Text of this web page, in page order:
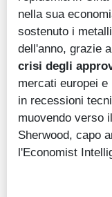
nella sua
sostenuto i
dell'anno, grazie
crisi degli
mercati europei
in recessioni
muovendo verso
Sherwood, capo
l'Economist